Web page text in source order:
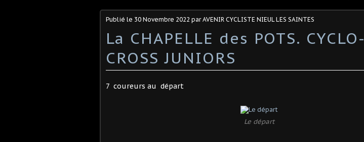
Publié le 30 Novembre 2022 par AVENIR CYCLISTE NIEUL LES SAINTES
La CHAPELLE des POTS. CYCLO-
CROSS JUNIORS
7 coureurs au départ
Le départ